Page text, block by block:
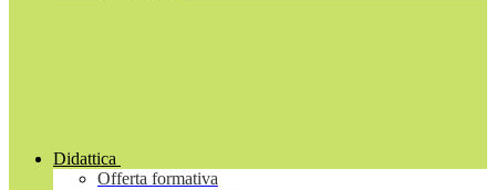
Didattica
Offerta formativa